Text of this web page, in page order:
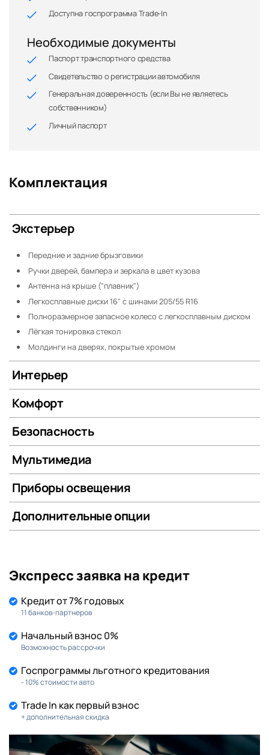
Доступна госпрограмма Trade-In
Необходимые документы
Паспорт транспортного средства
Свидетельство о регистрации автомобиля
Генеральная доверенность (если Вы не являетесь
собственником)
Личный паспорт
Комплектация
Экстерьер
Передние и задние брызговики
Ручки дверей, бампера и зеркала в цвет кузова
Антенна на крыше ("плавник")
Легкосплавные диски 16" с шинами 205/55 R16
Полноразмерное запасное колесо с легкосплавным диском
Лёгкая тонировка стекол
Молдинги на дверях, покрытые хромом
Интерьер
Комфорт
Безопасность
Мультимедиа
Приборы освещения
Дополнительные опции
Экспресс заявка на кредит
Кредит от 7% годовых
11 банков-партнеров
Начальный взнос 0%
Возможность рассрочки
Госпрограммы льготного кредитования
- 10% стоимости авто
Trade In как первый взнос
+ дополнительная скидка